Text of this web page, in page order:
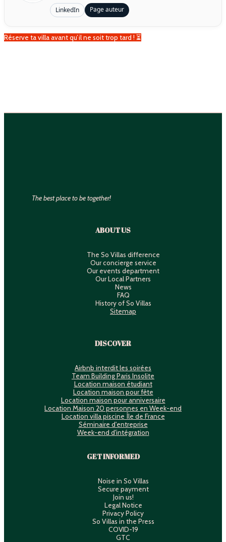
LinkedIn Page auteur
Réserve ta villa avant qu’il ne soit trop tard ! ⏳
The best place to be together!
ABOUT US
The So Villas difference
Our concierge service
Our events department
Our Local Partners
News
FAQ
History of So Villas
Sitemap
DISCOVER
Airbnb interdit les soirées
Team Building Paris Insolite
Location maison étudiant
Location maison pour fête
Location maison pour anniversaire
Location Maison 20 personnes en Week-end
Location villa piscine Île de France
Séminaire d'entreprise
Week-end d'intégration
GET INFORMED
Noise in So Villas
Secure payment
Join us!
Legal Notice
Privacy Policy
So Villas in the Press
COVID-19
GTC